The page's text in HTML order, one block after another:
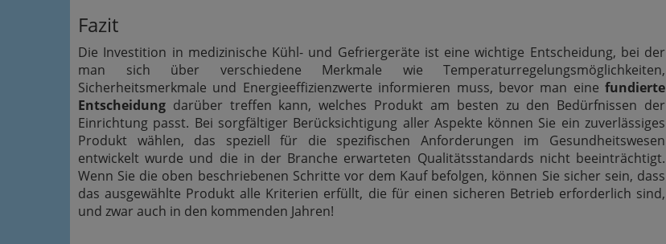
Fazit
Die Investition in medizinische Kühl- und Gefriergeräte ist eine wichtige Entscheidung, bei der
man sich über verschiedene Merkmale wie Temperaturregelungsmöglichkeiten,
Sicherheitsmerkmale und Energieeffizienzwerte informieren muss, bevor man eine fundierte
Entscheidung darüber treffen kann, welches Produkt am besten zu den Bedürfnissen der
Einrichtung passt. Bei sorgfältiger Berücksichtigung aller Aspekte können Sie ein zuverlässiges
Produkt wählen, das speziell für die spezifischen Anforderungen im Gesundheitswesen
entwickelt wurde und die in der Branche erwarteten Qualitätsstandards nicht beeinträchtigt.
Wenn Sie die oben beschriebenen Schritte vor dem Kauf befolgen, können Sie sicher sein, dass
das ausgewählte Produkt alle Kriterien erfüllt, die für einen sicheren Betrieb erforderlich sind,
und zwar auch in den kommenden Jahren!